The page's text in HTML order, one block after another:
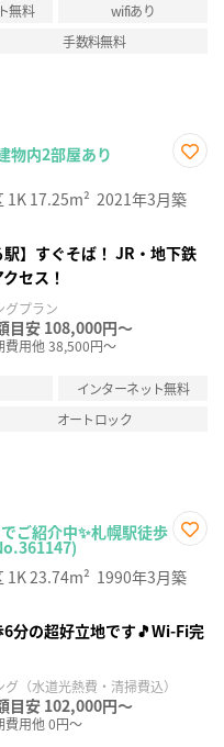
無料
wifiあり
手数料無料
物内2部屋あり
に入
り登
1K 17.25m² 2021年3月築
駅】すぐそば！ JR・地下鉄
セス！
グプラン
目安 108,000円～
費用他 38,500円～
インターネット無料
オートロック
ご紹介中✨札幌駅徒歩
に入
り登
1K23.74m² 1990年3月築
分の超好立地です🎵Wi-Fi完
グ（水道光熱費・清掃費込）
目安 102,000円～
費用他 0円～